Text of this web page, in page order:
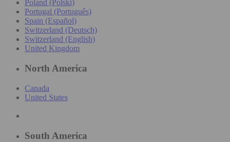
Poland (Polski)
Portugal (Português)
Spain (Español)
Switzerland (Deutsch)
Switzerland (English)
United Kingdom
North America
Canada
United States
South America